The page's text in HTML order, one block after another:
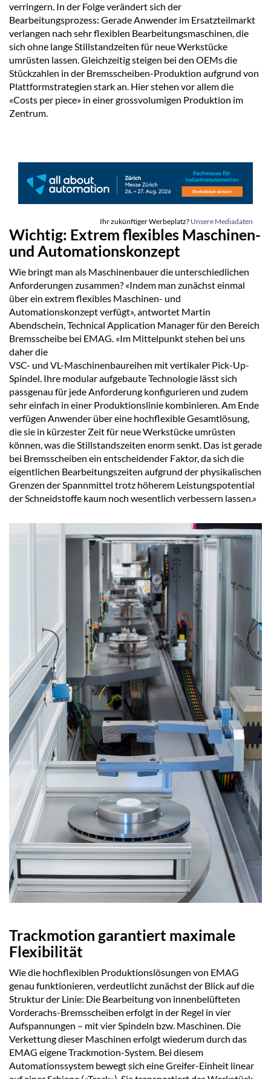
verringern. In der Folge verändert sich der
Bearbeitungsprozess: Gerade Anwender im Ersatzteilmarkt
verlangen nach sehr flexiblen Bearbeitungsmaschinen, die
sich ohne lange Stillstandzeiten für neue Werkstücke
umrüsten lassen. Gleichzeitig steigen bei den OEMs die
Stückzahlen in der Bremsscheiben-Produktion aufgrund von
Plattformstrategien stark an. Hier stehen vor allem die
«Costs per piece» in einer grossvolumigen Produktion im
Zentrum.
Ihr zukünftiger Werbeplatz? Unsere Mediadaten
Wichtig: Extrem flexibles Maschinen-
und Automationskonzept
Wie bringt man als Maschinenbauer die unterschiedlichen
Anforderungen zusammen? «Indem man zunächst einmal
über ein extrem flexibles Maschinen- und
Automationskonzept verfügt», antwortet Martin
Abendschein, Technical Application Manager für den Bereich
Bremsscheibe bei EMAG. «Im Mittelpunkt stehen bei uns
daher die
VSC- und VL-Maschinenbaureihen mit vertikaler Pick-Up-
Spindel. Ihre modular aufgebaute Technologie lässt sich
passgenau für jede Anforderung konfigurieren und zudem
sehr einfach in einer Produktionslinie kombinieren. Am Ende
verfügen Anwender über eine hochflexible Gesamtlösung,
die sie in kürzester Zeit für neue Werkstücke umrüsten
können, was die Stillstandszeiten enorm senkt. Das ist gerade
bei Bremsscheiben ein entscheidender Faktor, da sich die
eigentlichen Bearbeitungszeiten aufgrund der physikalischen
Grenzen der Spannmittel trotz höherem Leistungspotential
der Schneidstoffe kaum noch wesentlich verbessern lassen.»
Trackmotion garantiert maximale
Flexibilität
Wie die hochflexiblen Produktionslösungen von EMAG
genau funktionieren, verdeutlicht zunächst der Blick auf die
Struktur der Linie: Die Bearbeitung von innenbelüfteten
Vorderachs-Bremsscheiben erfolgt in der Regel in vier
Aufspannungen – mit vier Spindeln bzw. Maschinen. Die
Verkettung dieser Maschinen erfolgt wiederum durch das
EMAG eigene Trackmotion-System. Bei diesem
Automationssystem bewegt sich eine Greifer-Einheit linear